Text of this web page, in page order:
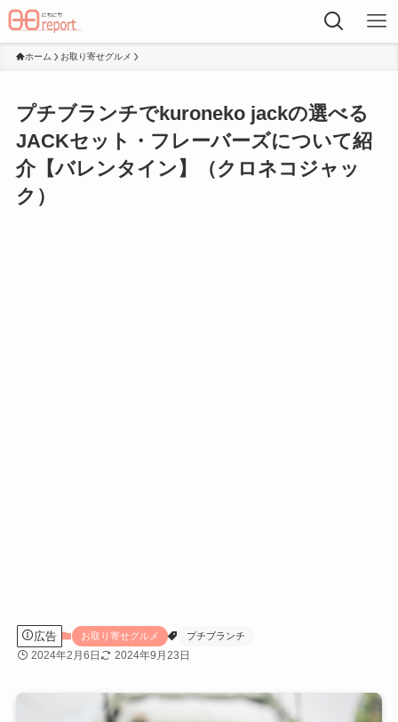
ホーム お取り寄せグルメ
プチブランチでkuroneko jackの選べる
JACKセット・フレーバーズについて紹
介【バレンタイン】（クロネコジャッ
ク）
広告 お取り寄せグルメ プチブランチ
2024年2月6日 2024年9月23日